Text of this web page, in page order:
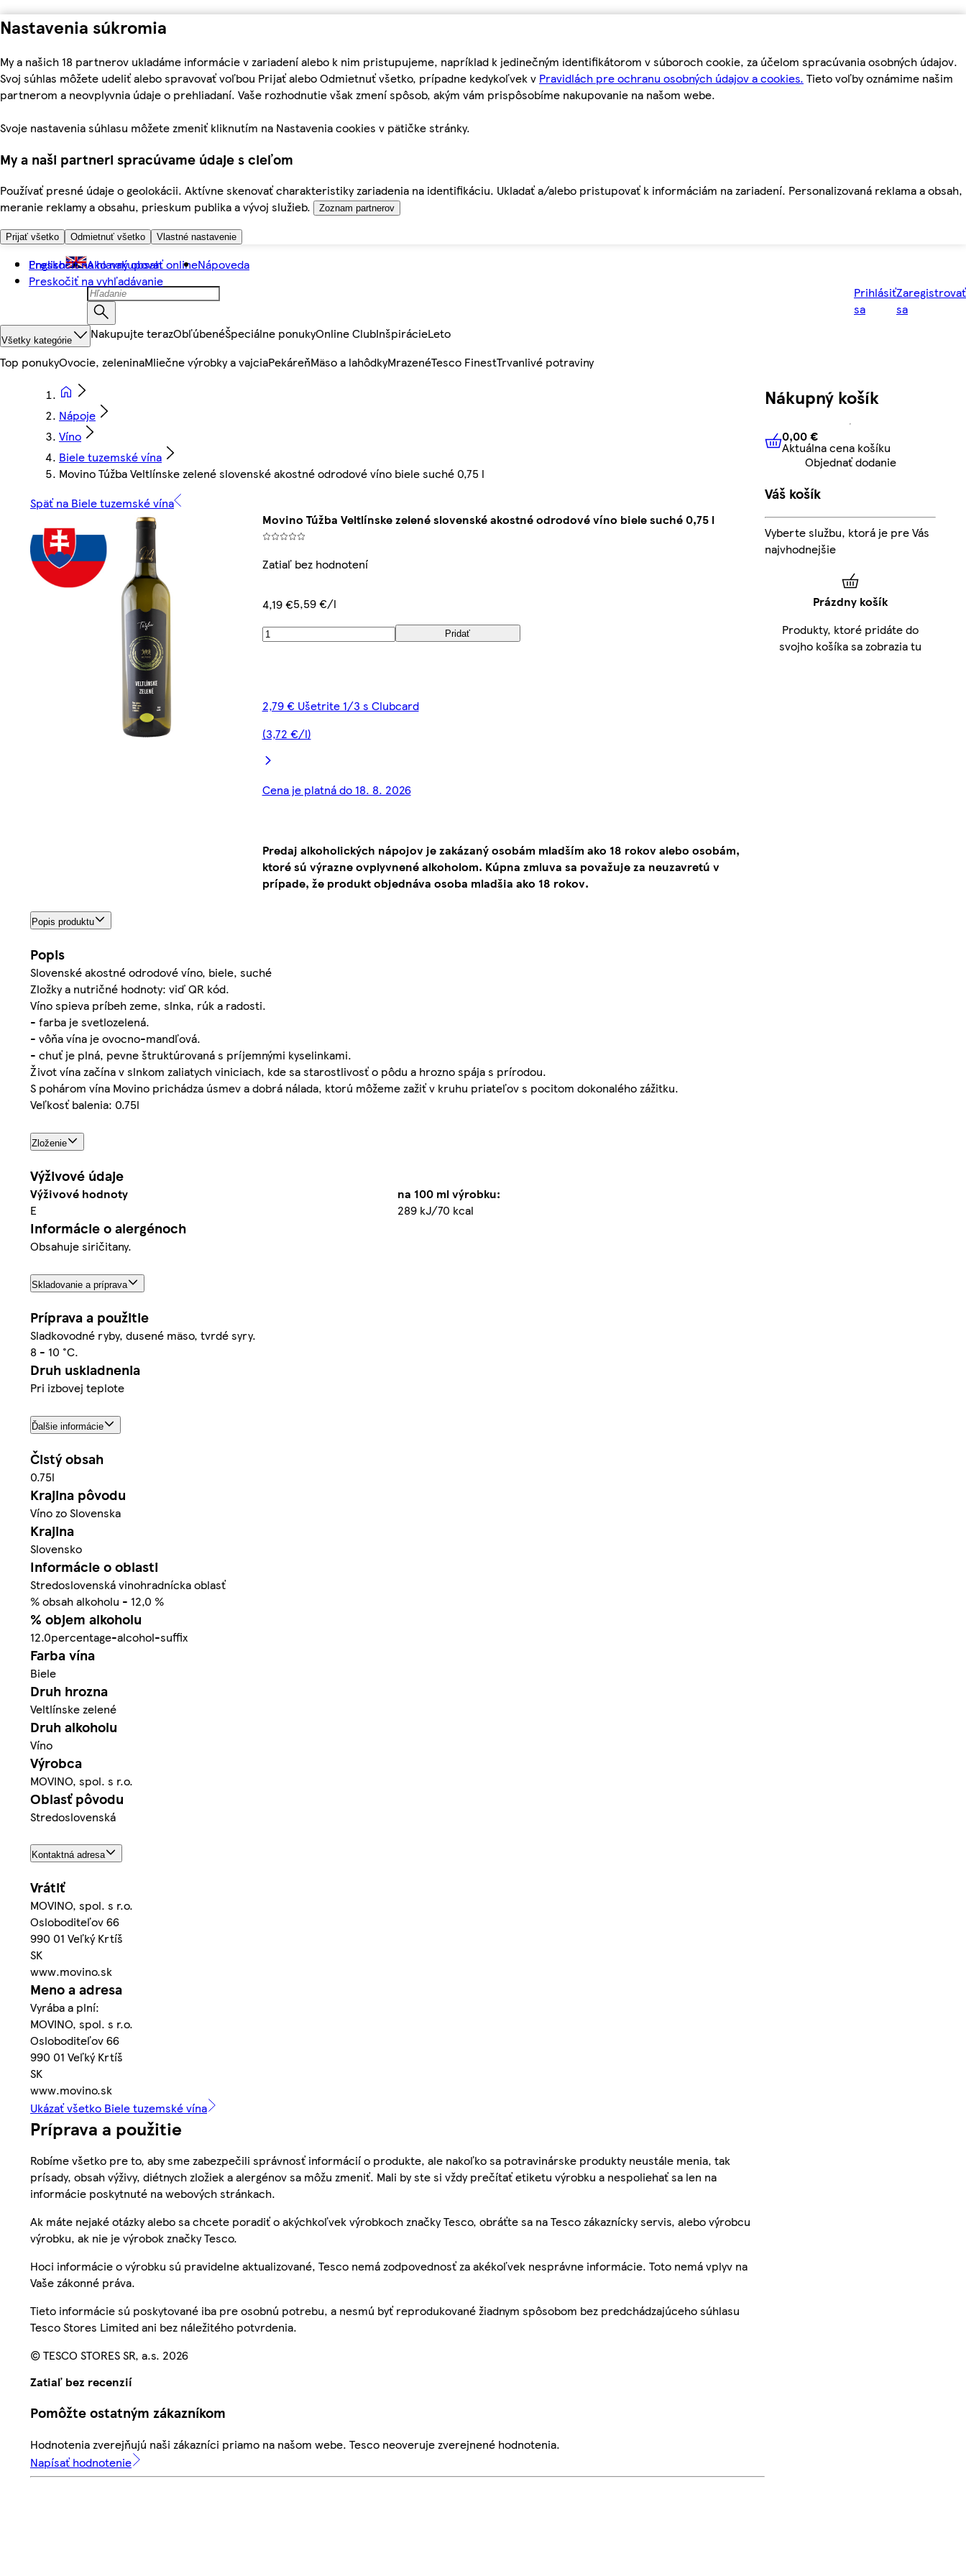
Nastavenia súkromia
My a našich 18 partnerov ukladáme informácie v zariadení alebo k nim pristupujeme, napríklad k jedinečným identifikátorom v súboroch cookie, za účelom spracúvania osobných údajov.
Svoj súhlas môžete udeliť alebo spravovať voľbou Prijať alebo Odmietnuť všetko, prípadne kedykoľvek v Pravidlách pre ochranu osobných údajov a cookies. Tieto voľby oznámime našim
partnerom a neovplyvnia údaje o prehliadaní. Vaše rozhodnutie však zmení spôsob, akým vám prispôsobíme nakupovanie na našom webe.
Svoje nastavenia súhlasu môžete zmeniť kliknutím na Nastavenia cookies v pätičke stránky.
My a naši partneri spracúvame údaje s cieľom
Používať presné údaje o geolokácii. Aktívne skenovať charakteristiky zariadenia na identifikáciu. Ukladať a/alebo pristupovať k informáciám na zariadení. Personalizovaná reklama a obsah,
meranie reklamy a obsahu, prieskum publika a vývoj služieb.
Zoznam partnerov
Prijať všetko Odmietnuť všetko Vlastné nastavenie
Preskočiť na hlavný obsah
Preskočiť na vyhľadávanie
English Ako nakupovať onlineNápoveda
Prihlásiť
sa
Zaregistrovať
sa
Všetky kategórie Nakupujte terazObľúbenéŠpeciálne ponukyOnline ClubInšpirácieLeto
Top ponukyOvocie, zeleninaMliečne výrobky a vajciaPekáreňMäso a lahôdkyMrazenéTesco FinestTrvanlivé potraviny
Nápoje
Víno
Biele tuzemské vína
Movino Túžba Veltlínske zelené slovenské akostné odrodové víno biele suché 0,75 l
Späť na Biele tuzemské vína
Movino Túžba Veltlínske zelené slovenské akostné odrodové víno biele suché 0,75 l
Zatiaľ bez hodnotení
4,19 €5,59 €/l
Pridať
2,79 € Ušetrite 1/3 s Clubcard
(3,72 €/l)
Cena je platná do 18. 8. 2026
Predaj alkoholických nápojov je zakázaný osobám mladším ako 18 rokov alebo osobám,
ktoré sú výrazne ovplyvnené alkoholom. Kúpna zmluva sa považuje za neuzavretú v
prípade, že produkt objednáva osoba mladšia ako 18 rokov.
Popis produktu
Popis
Slovenské akostné odrodové víno, biele, suché
Zložky a nutričné hodnoty: viď QR kód.
Víno spieva príbeh zeme, slnka, rúk a radosti.
- farba je svetlozelená.
- vôňa vína je ovocno-mandľová.
- chuť je plná, pevne štruktúrovaná s príjemnými kyselinkami.
Život vína začína v slnkom zaliatych viniciach, kde sa starostlivosť o pôdu a hrozno spája s prírodou.
S pohárom vína Movino prichádza úsmev a dobrá nálada, ktorú môžeme zažiť v kruhu priateľov s pocitom dokonalého zážitku.
Veľkosť balenia: 0.75l
Zloženie
Výživové údaje
Výživové hodnoty
na 100 ml výrobku:
E
289 kJ/70 kcal
Informácie o alergénoch
Obsahuje siričitany.
Skladovanie a príprava
Príprava a použitie
Sladkovodné ryby, dusené mäso, tvrdé syry.
8 - 10 °C.
Druh uskladnenia
Pri izbovej teplote
Ďalšie informácie
Čistý obsah
0.75l
Krajina pôvodu
Víno zo Slovenska
Krajina
Slovensko
Informácie o oblasti
Stredoslovenská vinohradnícka oblasť
% obsah alkoholu - 12,0 %
% objem alkoholu
12.0percentage-alcohol-suffix
Farba vína
Biele
Druh hrozna
Veltlínske zelené
Druh alkoholu
Víno
Výrobca
MOVINO, spol. s r.o.
Oblasť pôvodu
Stredoslovenská
Kontaktná adresa
Vrátiť
MOVINO, spol. s r.o.
Osloboditeľov 66
990 01 Veľký Krtíš
SK
www.movino.sk
Meno a adresa
Vyrába a plní:
MOVINO, spol. s r.o.
Osloboditeľov 66
990 01 Veľký Krtíš
SK
www.movino.sk
Ukázať všetko Biele tuzemské vína
Príprava a použitie
Robíme všetko pre to, aby sme zabezpečili správnosť informácií o produkte, ale nakoľko sa potravinárske produkty neustále menia, tak
prísady, obsah výživy, diétnych zložiek a alergénov sa môžu zmeniť. Mali by ste si vždy prečítať etiketu výrobku a nespoliehať sa len na
informácie poskytnuté na webových stránkach.
Ak máte nejaké otázky alebo sa chcete poradiť o akýchkoľvek výrobkoch značky Tesco, obráťte sa na Tesco zákaznícky servis, alebo výrobcu
výrobku, ak nie je výrobok značky Tesco.
Hoci informácie o výrobku sú pravidelne aktualizované, Tesco nemá zodpovednosť za akékoľvek nesprávne informácie. Toto nemá vplyv na
Vaše zákonné práva.
Tieto informácie sú poskytované iba pre osobnú potrebu, a nesmú byť reprodukované žiadnym spôsobom bez predchádzajúceho súhlasu
Tesco Stores Limited ani bez náležitého potvrdenia.
© TESCO STORES SR, a.s. 2026
Zatiaľ bez recenzií
Pomôžte ostatným zákazníkom
Hodnotenia zverejňujú naši zákazníci priamo na našom webe. Tesco neoveruje zverejnené hodnotenia.
Napísať hodnotenie
Nákupný košík
0,00 € Aktuálna cena košíku
0,00 €
Aktuálna cena košíku
Objednať dodanie
Váš košík
Vyberte službu, ktorá je pre Vás
najvhodnejšie
Prázdny košík
Produkty, ktoré pridáte do
svojho košíka sa zobrazia tu